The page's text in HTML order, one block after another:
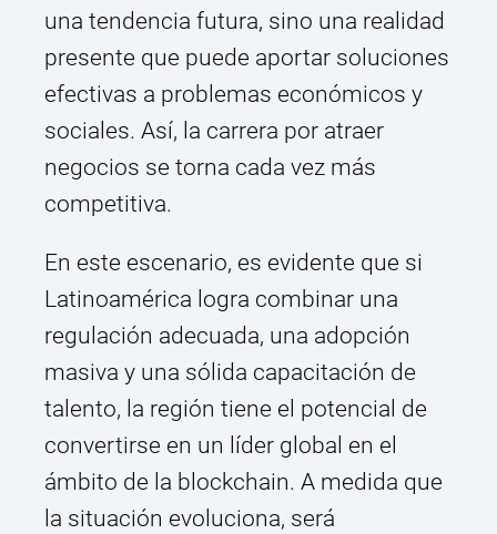
una tendencia futura, sino una realidad
presente que puede aportar soluciones
efectivas a problemas económicos y
sociales. Así, la carrera por atraer
negocios se torna cada vez más
competitiva.
En este escenario, es evidente que si
Latinoamérica logra combinar una
regulación adecuada, una adopción
masiva y una sólida capacitación de
talento, la región tiene el potencial de
convertirse en un líder global en el
ámbito de la blockchain. A medida que
la situación evoluciona, será